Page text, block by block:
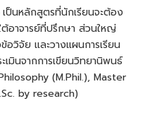
เป็นหลักสูตรที่นักเรียนจะต้อง
อาจารย์ที่ปรึกษา ส่วนใหญ่
อวิจัย และวางแผนการเรียน
เมินจากการเขียนวิทยานิพนธ์
(M.Phil.), Master
by research)